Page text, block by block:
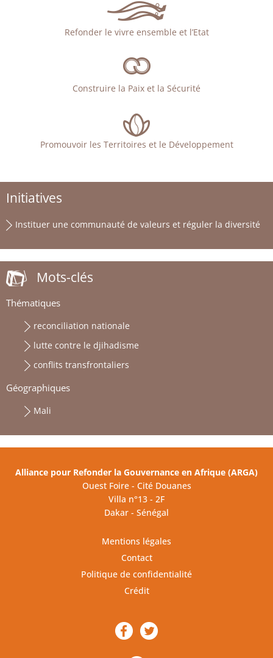
Refonder le vivre ensemble et l’Etat
Construire la Paix et la Sécurité
Promouvoir les Territoires et le Développement
Initiatives
Instituer une communauté de valeurs et réguler la diversité
Mots-clés
Thématiques
reconciliation nationale
lutte contre le djihadisme
conflits transfrontaliers
Géographiques
Mali
Alliance pour Refonder la Gouvernance en Afrique (ARGA)
Ouest Foire - Cité Douanes
Villa n°13 - 2F
Dakar - Sénégal
Mentions légales
Contact
Politique de confidentialité
Crédit